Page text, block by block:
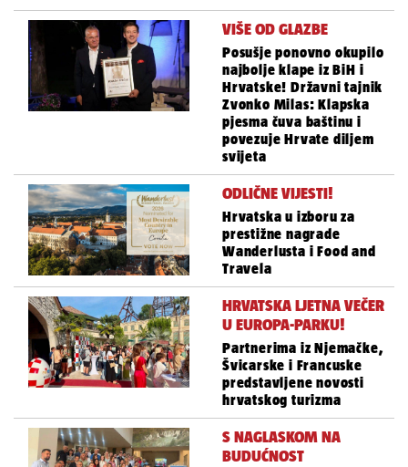
VIŠE OD GLAZBE
Posušje ponovno okupilo
najbolje klape iz BiH i
Hrvatske! Državni tajnik
Zvonko Milas: Klapska
pjesma čuva baštinu i
povezuje Hrvate diljem
svijeta
ODLIČNE VIJESTI!
Hrvatska u izboru za
prestižne nagrade
Wanderlusta i Food and
Travela
HRVATSKA LJETNA VEČER
U EUROPA-PARKU!
Partnerima iz Njemačke,
Švicarske i Francuske
predstavljene novosti
hrvatskog turizma
S NAGLASKOM NA
BUDUĆNOST